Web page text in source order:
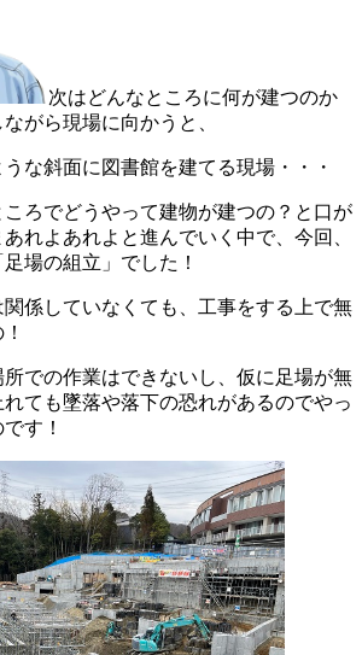
次はどんなところに何が建つのか
がら現場に向かうと、
な斜面に図書館を建てる現場・・・
ころでどうやって建物が建つの？と口が
れよあれよと進んでいく中で、今回、
場の組立」でした！
係していなくても、工事をする上で無
での作業はできないし、仮に足場が無
れても墜落や落下の恐れがあるのでやっ
す！